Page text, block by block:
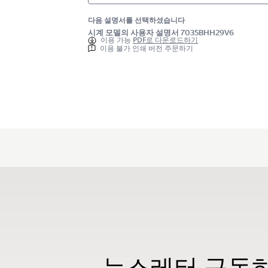
다음 설명서를 선택하셨습니다
시계 모델의 사용자 설명서 7035BHH29V6
이용 가능 PDF로 다운로드하기
이용 불가 인쇄 버전 주문하기